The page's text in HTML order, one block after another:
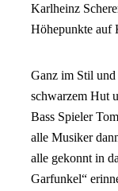
Karlheinz
Höhepunkte auf
Ganz im Stil
schwarzem Hut
Bass Spieler
alle Musiker
alle gekonnt in
Garfunkel“